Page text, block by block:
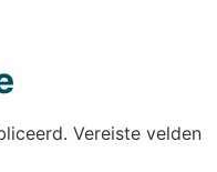
Vereiste velden